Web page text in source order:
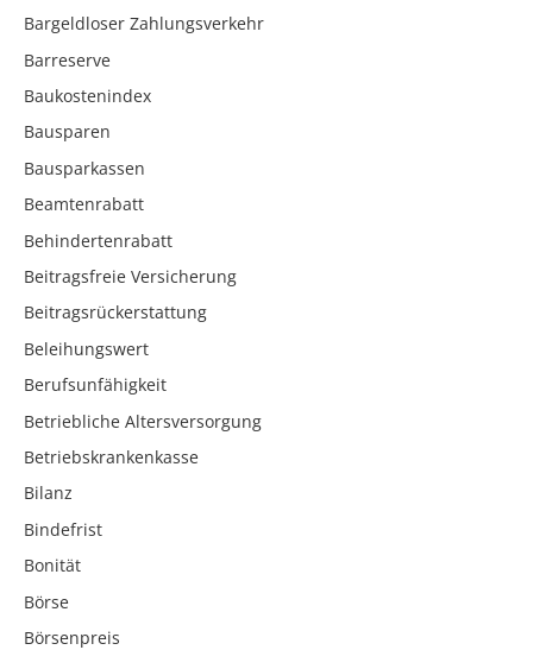
Bargeldloser Zahlungsverkehr
Barreserve
Baukostenindex
Bausparen
Bausparkassen
Beamtenrabatt
Behindertenrabatt
Beitragsfreie Versicherung
Beitragsrückerstattung
Beleihungswert
Berufsunfähigkeit
Betriebliche Altersversorgung
Betriebskrankenkasse
Bilanz
Bindefrist
Bonität
Börse
Börsenpreis